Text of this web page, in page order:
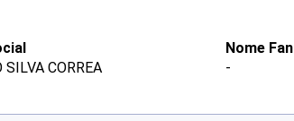
SILVA CORREA
Nome
-